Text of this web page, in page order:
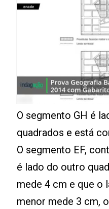
O segmento GH é
quadrados e está
O segmento EF,
é lado do outro
mede 4 cm e que o
menor mede 3 cm,